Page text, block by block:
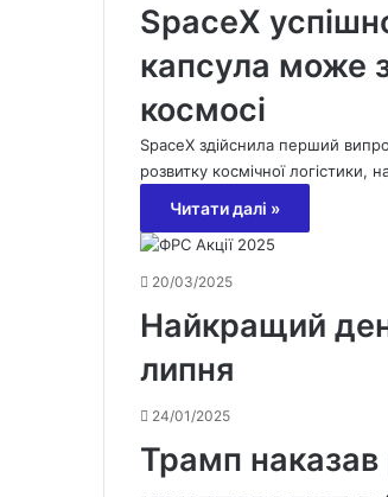
SpaceX
капсула може
космосі
SpaceX здійснила перший
розвитку космічної
Читати далі »
20/03/2025
Найкращий
липня
24/01/2025
Трамп наказав